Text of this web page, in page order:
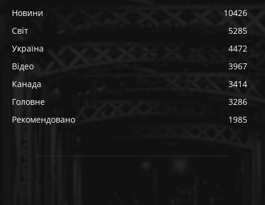
Новини
10426
Світ
5285
Україна
4472
Відео
3967
Канада
3414
Головне
3286
Рекомендовано
1985